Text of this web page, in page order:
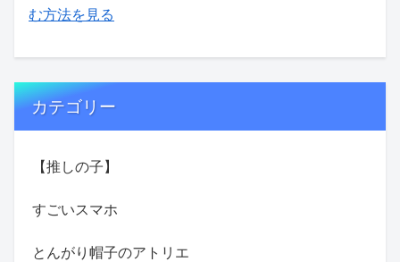
む方法を見る
カテゴリー
【推しの子】
すごいスマホ
とんがり帽子のアトリエ